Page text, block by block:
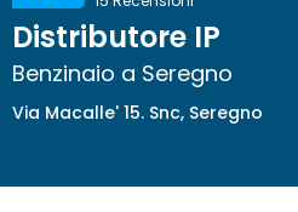
Distributore IP
Benzinaio a Seregno
Via Macalle' 15. Snc, Seregno